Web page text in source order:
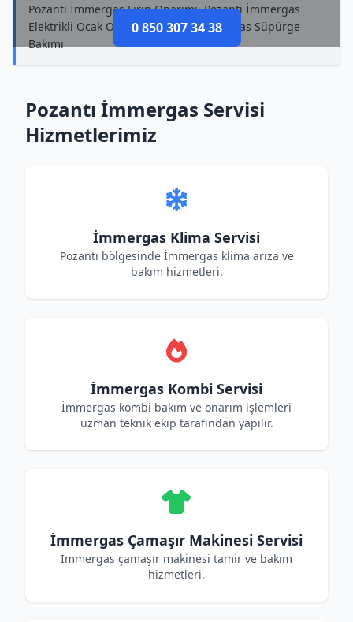
0 850 307 34 38
Pozantı İmmergas Fırın Onarımı, Pozantı İmmergas
Elektrikli Ocak Onarımı, Pozantı İmmergas Süpürge
Bakımı
Pozantı İmmergas Servisi
Hizmetlerimiz
İmmergas Klima Servisi
Pozantı bölgesinde İmmergas klima arıza ve
bakım hizmetleri.
İmmergas Kombi Servisi
İmmergas kombi bakım ve onarım işlemleri
uzman teknik ekip tarafından yapılır.
İmmergas Çamaşır Makinesi Servisi
İmmergas çamaşır makinesi tamir ve bakım
hizmetleri.